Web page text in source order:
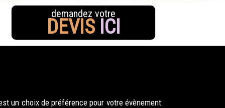
demandez votre
DEVIS ICI
un choix de préférence pour votre évènement